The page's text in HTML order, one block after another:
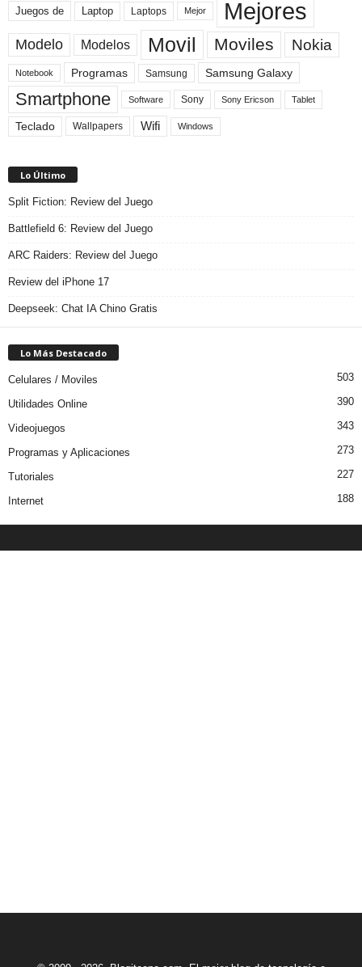
Juegos de Laptop Laptops Mejor Mejores
Modelo Modelos Movil Moviles Nokia
Notebook Programas Samsung Samsung Galaxy
Smartphone Software Sony Sony Ericson Tablet
Teclado Wallpapers Wifi Windows
Lo Último
Split Fiction: Review del Juego
Battlefield 6: Review del Juego
ARC Raiders: Review del Juego
Review del iPhone 17
Deepseek: Chat IA Chino Gratis
Lo Más Destacado
Celulares / Moviles 503
Utilidades Online 390
Videojuegos 343
Programas y Aplicaciones 273
Tutoriales 227
Internet 188